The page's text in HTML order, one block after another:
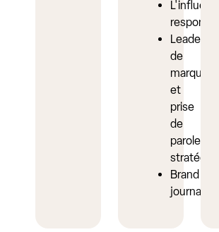
L'influence
Leadership
de
marque
et
prise
de
parole
Brand
journalism